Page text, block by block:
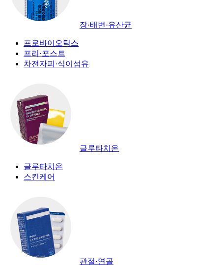
장·배변·유산균
프로바이오틱스
프리·포스트
차전자피·식이섬유
글루타치온
글루타치온
스킨케어
관절·연골